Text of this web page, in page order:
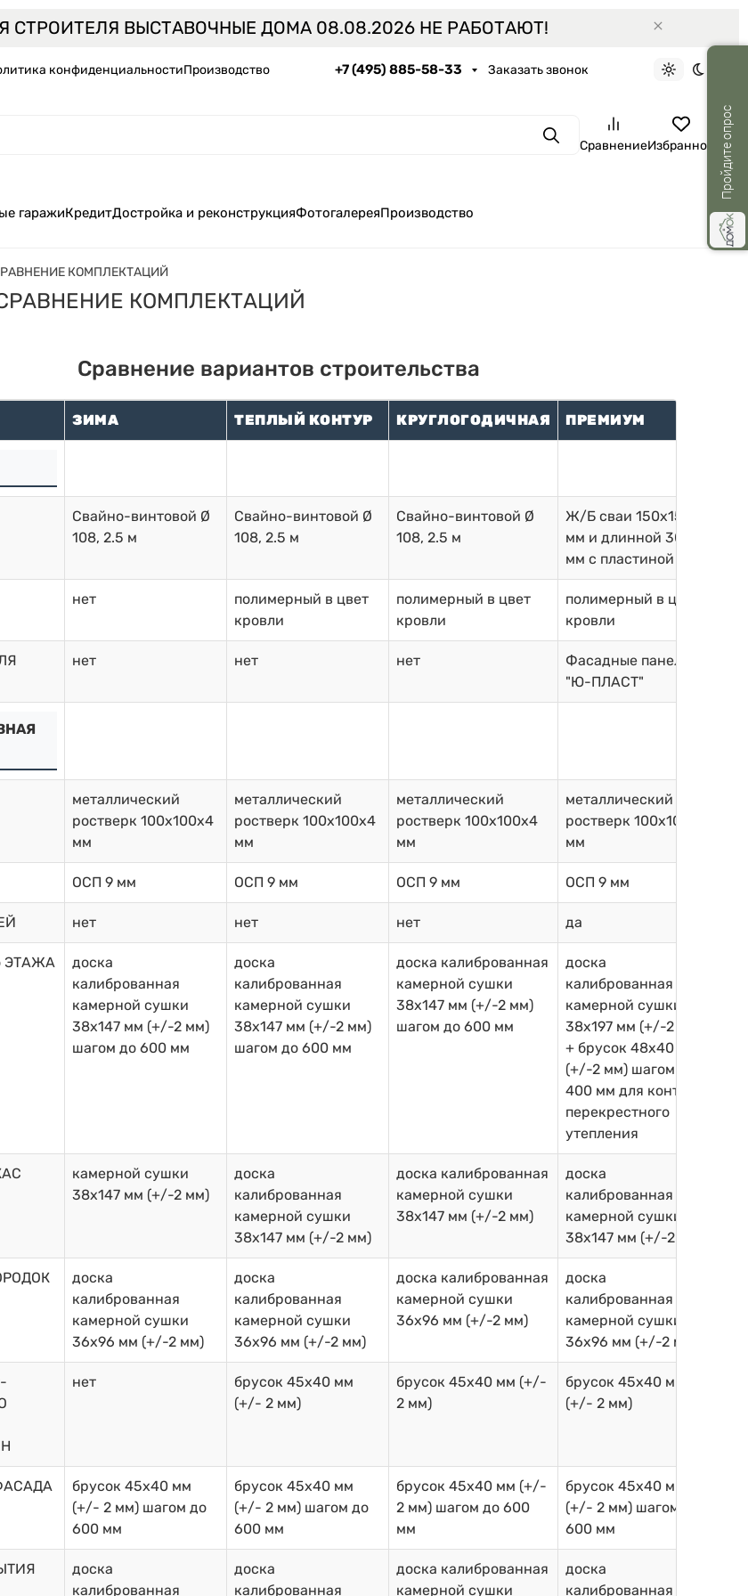
СТРОИТЕЛЯ ВЫСТАВОЧНЫЕ ДОМА 08.08.2026 НЕ РАБОТАЮТ!
конфиденциальностиПроизводство +7 (495) 885-58-33 Заказать звонок
СветлаяТемная
ПоискСравнениеИзбранное
гаражиКредитДостройка и реконструкцияФотогалереяПроизводство
КОМПЛЕКТАЦИЙ
КОМПЛЕКТАЦИЙ
Сравнение вариантов строительства
ЗИМА ТЕПЛЫЙ КОНТУР КРУГЛОГОДИЧНАЯ ПРЕМИУМ
Свайно-винтовой Ø
108, 2.5 м
Свайно-винтовой Ø
108, 2.5 м
Свайно-винтовой Ø
108, 2.5 м
Ж/Б сваи 150х150
мм и длинной 3000
мм с пластиной
нет
полимерный в цвет
кровли
полимерный в цвет
кровли
полимерный в цвет
кровли
нет нет нет
Фасадные панели
"Ю-ПЛАСТ"
металлический
ростверк 100х100х4
мм
металлический
ростверк 100х100х4
мм
металлический
ростверк 100х100х4
мм
металлический
ростверк 100х100х4
мм
ОСП 9 мм ОСП 9 мм ОСП 9 мм ОСП 9 мм
нет нет нет да
ЭТАЖА
доска
калиброванная
камерной сушки
38х147 мм (+/-2 мм)
шагом до 600 мм
доска
калиброванная
камерной сушки
38х147 мм (+/-2 мм)
шагом до 600 мм
доска калиброванная
камерной сушки
38х147 мм (+/-2 мм)
шагом до 600 мм
доска
калиброванная
камерной сушки
38х197 мм (+/-2 мм)
+ брусок 48х40 мм
(+/-2 мм) шагом до
400 мм для контр-
перекрестного
утепления
камерной сушки
38х147 мм (+/-2 мм)
доска
калиброванная
камерной сушки
38х147 мм (+/-2 мм)
доска калиброванная
камерной сушки
38х147 мм (+/-2 мм)
доска
калиброванная
камерной сушки
38х147 мм (+/-2 мм)
доска
калиброванная
камерной сушки
36х96 мм (+/-2 мм)
доска
калиброванная
камерной сушки
36х96 мм (+/-2 мм)
доска калиброванная
камерной сушки
36х96 мм (+/-2 мм)
доска
калиброванная
камерной сушки
36х96 мм (+/-2 мм)
нет
брусок 45х40 мм
(+/- 2 мм)
брусок 45х40 мм (+/-
2 мм)
брусок 45х40 мм
(+/- 2 мм)
брусок 45х40 мм
(+/- 2 мм) шагом до
600 мм
брусок 45х40 мм
(+/- 2 мм) шагом до
600 мм
брусок 45х40 мм (+/-
2 мм) шагом до 600
мм
брусок 45х40 мм
(+/- 2 мм) шагом до
600 мм
доска
калиброванная
доска
калиброванная
доска калиброванная
камерной сушки
доска
калиброванная
Пройдите опрос